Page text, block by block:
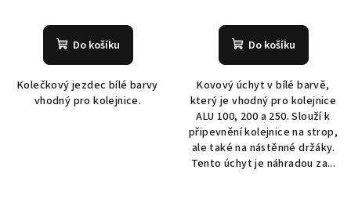
Do košíku
Kolečkový jezdec bílé barvy
vhodný pro kolejnice.
Do košíku
Kovový úchyt v bílé barvě,
který je vhodný pro kolejnice
ALU 100, 200 a 250. Slouží k
připevnění kolejnice na strop,
ale také na nástěnné držáky.
Tento úchyt je náhradou za...